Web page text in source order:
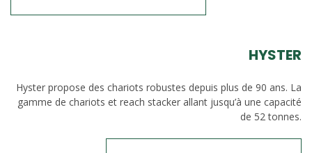
HYSTER
Hyster propose des chariots robustes depuis plus de 90 ans. La
gamme de chariots et reach stacker allant jusqu’à une capacité
de 52 tonnes.